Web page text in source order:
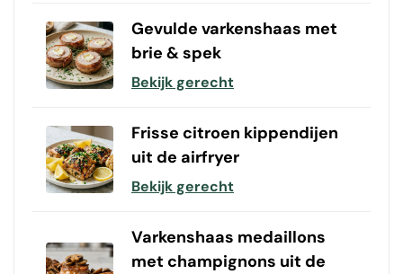
Gevulde varkenshaas met
brie & spek
Bekijk gerecht
Frisse citroen kippendijen
uit de airfryer
Bekijk gerecht
Varkenshaas medaillons
met champignons uit de